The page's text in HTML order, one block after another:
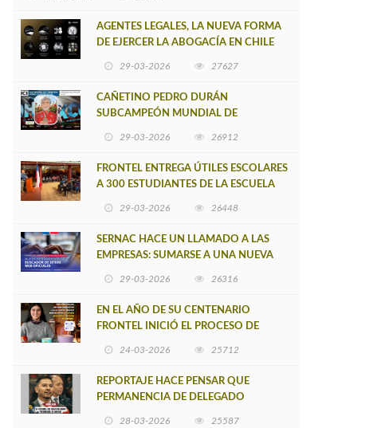
AGENTES LEGALES, LA NUEVA FORMA
DE EJERCER LA ABOGACÍA EN CHILE
29-03-2026 27627
CAÑETINO PEDRO DURÁN
SUBCAMPEÓN MUNDIAL DE
29-03-2026 26912
FRONTEL ENTREGA ÚTILES ESCOLARES
A 300 ESTUDIANTES DE LA ESCUELA
29-03-2026 26448
SERNAC HACE UN LLAMADO A LAS
EMPRESAS: SUMARSE A UNA NUEVA
29-03-2026 26316
EN EL AÑO DE SU CENTENARIO
FRONTEL INICIÓ EL PROCESO DE
24-03-2026 25712
REPORTAJE HACE PENSAR QUE
PERMANENCIA DE DELEGADO
28-03-2026 25587